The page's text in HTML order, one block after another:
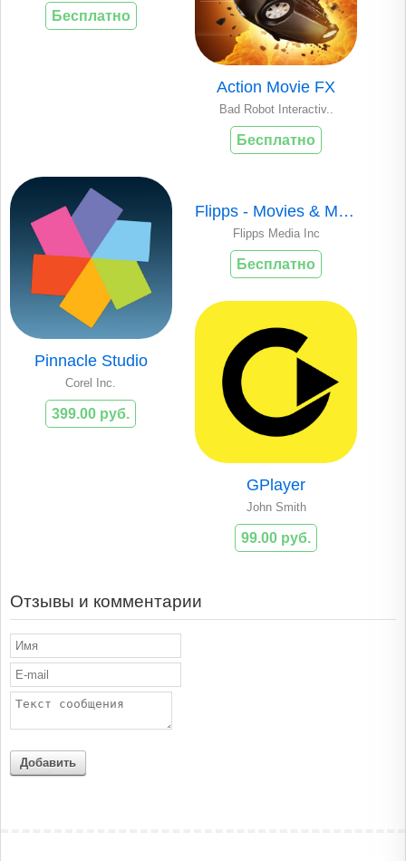
Бесплатно
Action Movie FX
Bad Robot Interactiv..
Бесплатно
Pinnacle Studio
Corel Inc.
399.00 руб.
Flipps - Movies & More on TV
Flipps Media Inc
Бесплатно
GPlayer
John Smith
99.00 руб.
Отзывы и комментарии
Добавить